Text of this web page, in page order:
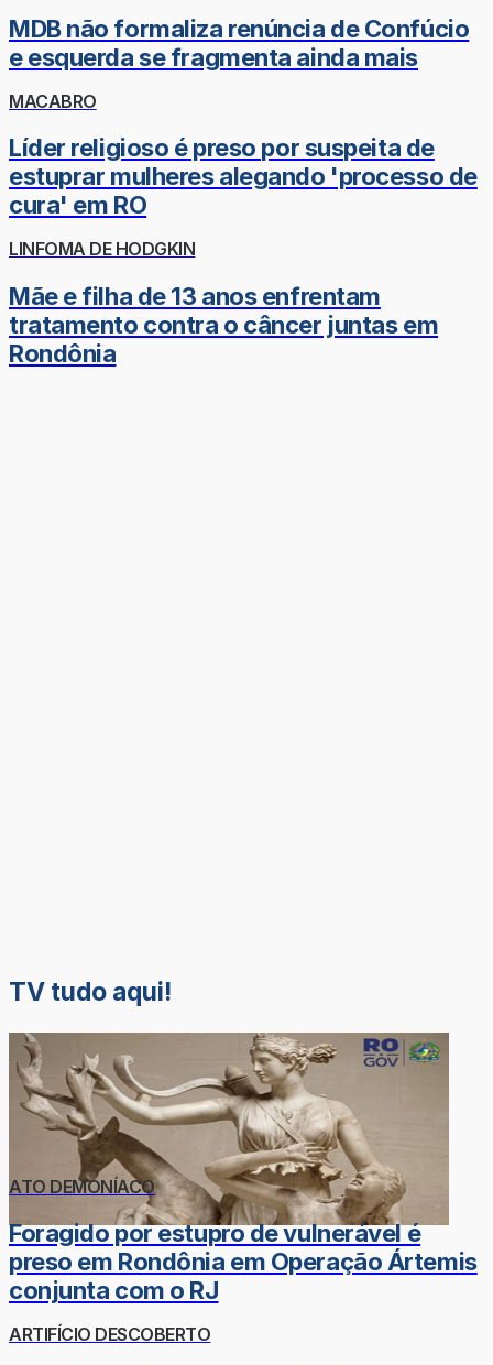
MDB não formaliza renúncia de Confúcio
e esquerda se fragmenta ainda mais
MACABRO
Líder religioso é preso por suspeita de
estuprar mulheres alegando 'processo de
cura' em RO
LINFOMA DE HODGKIN
Mãe e filha de 13 anos enfrentam
tratamento contra o câncer juntas em
Rondônia
TV tudo aqui!
ATO DEMONÍACO
Foragido por estupro de vulnerável é
preso em Rondônia em Operação Ártemis
conjunta com o RJ
ARTIFÍCIO DESCOBERTO